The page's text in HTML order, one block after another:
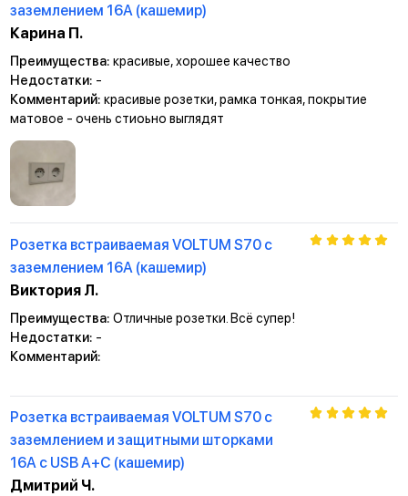
заземлением 16А (кашемир)
Карина П.
Преимущества: красивые, хорошее качество
Недостатки: -
Комментарий: красивые розетки, рамка тонкая, покрытие
матовое - очень стиоьно выглядят
Розетка встраиваемая VOLTUM S70 с
заземлением 16А (кашемир)
Виктория Л.
Преимущества: Отличные розетки. Всё супер!
Недостатки: -
Комментарий:
Розетка встраиваемая VOLTUM S70 с
заземлением и защитными шторками
16А с USB А+С (кашемир)
Дмитрий Ч.